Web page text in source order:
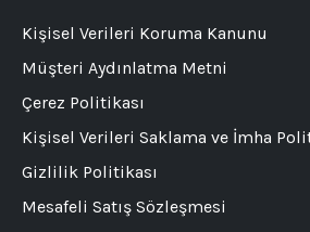
Kişisel Verileri Koruma Kanunu
Müşteri Aydınlatma Metni
Çerez Politikası
Kişisel Verileri Saklama ve İmha
Gizlilik Politikası
Mesafeli Satış Sözleşmesi